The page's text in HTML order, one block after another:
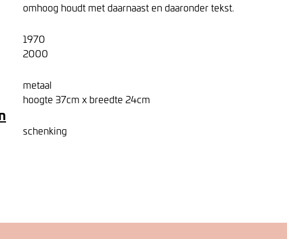
omhoog houdt met daarnaast en daaronder tekst.
1970
2000
metaal
hoogte 37cm x breedte 24cm
schenking